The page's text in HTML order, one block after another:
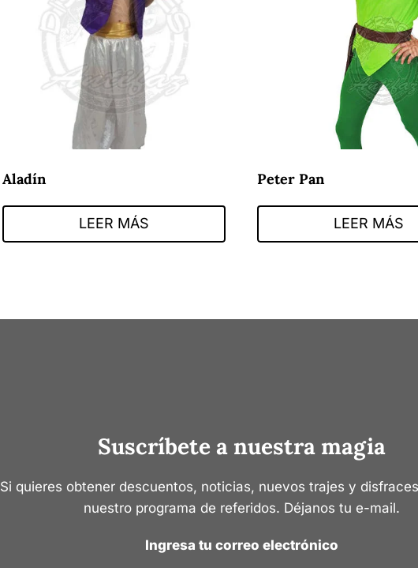
Aladín
LEER MÁS
Peter Pan
LEER MÁS
Suscríbete a nuestra magia
Si quieres obtener descuentos, noticias, nuevos trajes y
nuestro programa de referidos. Déjanos tu e-mail.
Ingresa tu correo electrónico